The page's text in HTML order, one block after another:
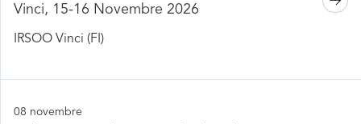
Vinci, 15-16 Novembre 2026
IRSOO Vinci (FI)
08 novembre